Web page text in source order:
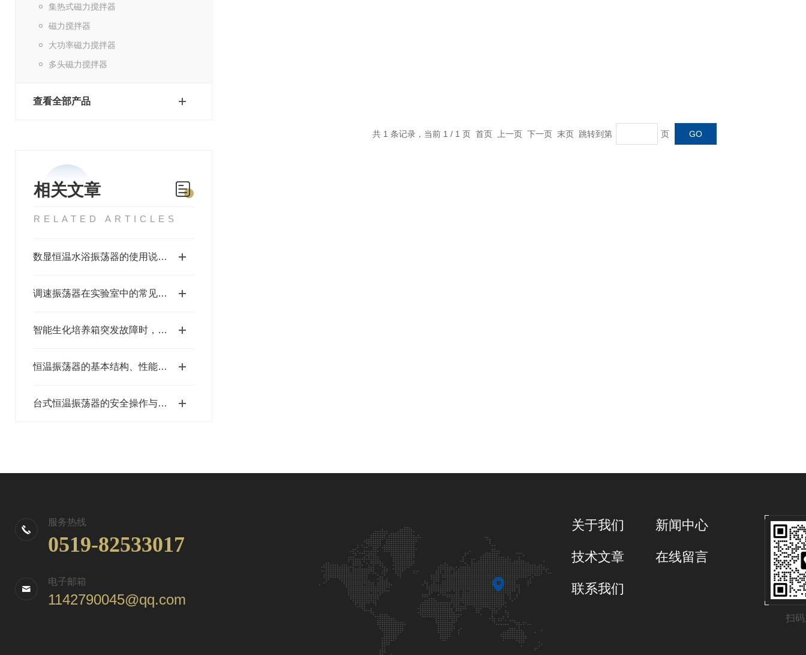
集热式磁力搅拌器
磁力搅拌器
大功率磁力搅拌器
多头磁力搅拌器
查看全部产品
相关文章
RELATED ARTICLES
数显恒温水浴振荡器的使用说明，快来学习下吧
调速振荡器在实验室中的常见用途
智能生化培养箱突发故障时，如何及时的处理呢
恒温振荡器的基本结构、性能参数及工作原理
台式恒温振荡器的安全操作与维护指南
共 1 条记录，当前 1 / 1 页 首页 上一页 下一页 末页 跳转到第 页
服务热线
0519-82533017
电子邮箱
1142790045@qq.com
扫
关于我们 新闻中心
技术文章 在线留言
联系我们